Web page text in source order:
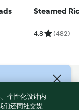
Steamed
4.8 (482)
)有限公司 版权所有
个性化设计内
们还同社交媒